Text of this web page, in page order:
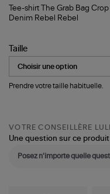
Tee-
shirt
Bag
Crop
Tee
(Bowie)
Rebel
Tee-shirt The Grab Bag
Denim Rebel Rebel
Taille
Prendre votre taille habituelle.
VOTRE CONSEILLÈRE
Une question sur ce produit